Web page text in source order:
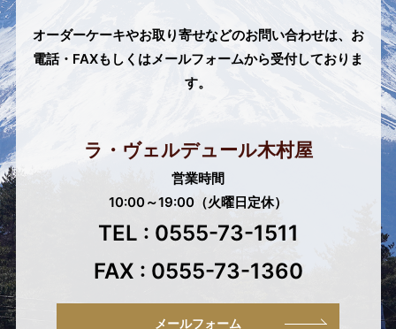
オーダーケーキやお取り寄せなどのお問い合わせは、 お
電話・FAXもしくはメールフォームから受付しておりま
す。
ラ・ヴェルデュール木村屋
営業時間
10:00～19:00（火曜日定休）
TEL : 0555-73-1511
FAX : 0555-73-1360
メールフォーム